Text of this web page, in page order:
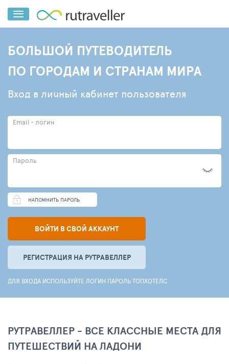
БОЛЬШОЙ ПУТЕВОДИТЕЛЬ
ПО ГОРОДАМ И СТРАНАМ МИРА
Вход в личный кабинет пользователя
Email - логин
Пароль
НАПОМНИТЬ ПАРОЛЬ
ВОЙТИ В СВОЙ АККАУНТ
РЕГИСТРАЦИЯ НА РУТРАВЕЛЛЕР
ДЛЯ ВХОДА ИСПОЛЬЗУЙТЕ ЛОГИН ПАРОЛЬ ТОПХОТЕЛС
РУТРАВЕЛЛЕР - ВСЕ КЛАССНЫЕ МЕСТА ДЛЯ
ПУТЕШЕСТВИЙ НА ЛАДОНИ